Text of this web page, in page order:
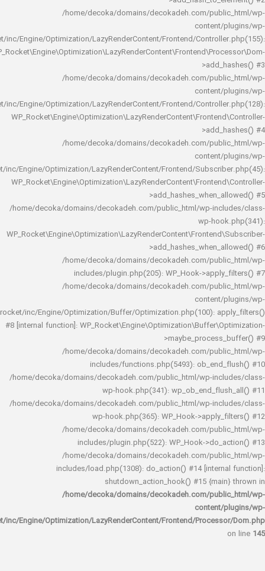
/home/decoka/domains/decokadeh.com/
rocket/inc/Engine/Optimization/LazyRenderContent/Frontend/
/home/decoka/domains/decokadeh.com/
rocket/inc/Engine/Optimization/LazyRenderContent/Frontend/
/home/decoka/domains/decokadeh.com/
rocket/inc/Engine/Optimization/LazyRenderContent/Frontend/
/home/decoka/domains/decokadeh.com/public_html/wp-
wp-
/home/decoka/domains/decokadeh.com/
includes/plugin.php(205): WP_Hook-
/home/decoka/domains/decokadeh.com/
rocket/inc/Engine/Optimization/Buffer/Optimization.php(100):
#8 [internal function]:
/home/decoka/domains/decokadeh.com/
includes/functions.php(5493):
/home/decoka/domains/decokadeh.com/public_html/wp-
wp-hook.php(341):
/home/decoka/domains/decokadeh.com/public_html/wp-
wp-hook.php(365): WP_Hook-
/home/decoka/domains/decokadeh.com/
includes/plugin.php(522): WP_Hook-
/home/decoka/domains/decokadeh.com/
includes/load.php(1308): do_action() #14
shutdown_action_hook() #15
/home/decoka/domains/decokadeh.com/
rocket/inc/Engine/Optimization/LazyRenderContent/Frontend/